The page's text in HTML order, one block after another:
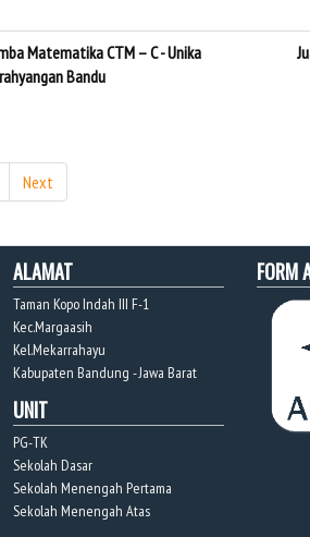
Matematika CTM – C - Unika
Bandu
Next
ALAMAT
Taman Kopo Indah III F-1
Kec.Margaasih
Kel.Mekarrahayu
Kabupaten Bandung - Jawa Barat
UNIT
PG-TK
Sekolah Dasar
Sekolah Menengah Pertama
Sekolah Menengah Atas
FORM